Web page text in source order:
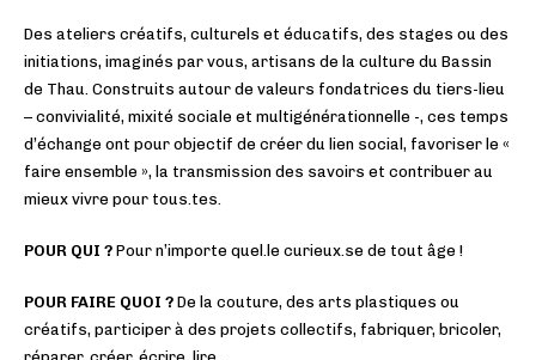
Des ateliers créatifs, culturels et éducatifs, des stages ou des
initiations, imaginés par vous, artisans de la culture du Bassin
de Thau. Construits autour de valeurs fondatrices du tiers-lieu
– convivialité, mixité sociale et multigénérationnelle -, ces temps
d’échange ont pour objectif de créer du lien social, favoriser le «
faire ensemble », la transmission des savoirs et contribuer au
mieux vivre pour tous.tes.
POUR QUI ? Pour n’importe quel.le curieux.se de tout âge !
POUR FAIRE QUOI ? De la couture, des arts plastiques ou
créatifs, participer à des projets collectifs, fabriquer, bricoler,